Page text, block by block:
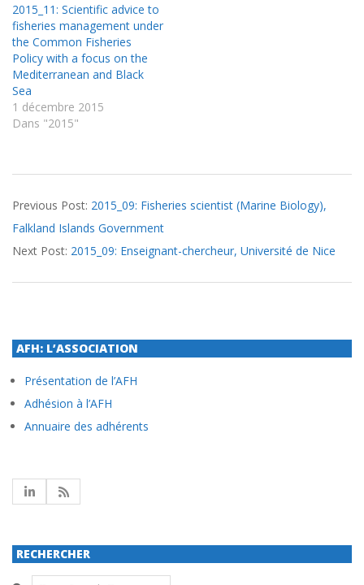
2015_11: Scientific advice to
fisheries management under
the Common Fisheries
Policy with a focus on the
Mediterranean and Black
Sea
1 décembre 2015
Dans "2015"
09-
22
Previous Post: 2015_09: Fisheries scientist (Marine Biology),
Falkland Islands Government
Next Post: 2015_09: Enseignant-chercheur, Université de Nice
AFH: L’ASSOCIATION
Présentation de l’AFH
Adhésion à l’AFH
Annuaire des adhérents
RECHERCHER
Search